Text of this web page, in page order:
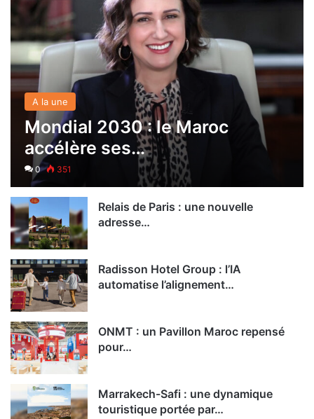
A la une
Mondial 2030 : le Maroc
accélère ses…
0 351
Relais de Paris : une nouvelle
adresse…
Radisson Hotel Group : l’IA
automatise l’alignement…
ONMT : un Pavillon Maroc repensé
pour…
Marrakech-Safi : une dynamique
touristique portée par…